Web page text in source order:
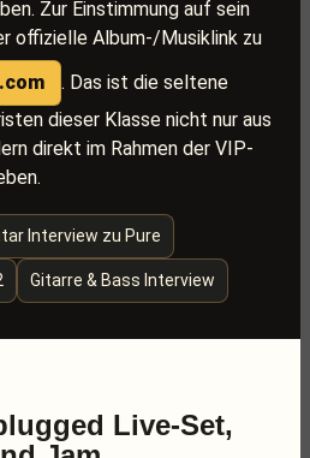
Zur Einstimmung auf sein
offizielle Album-/Musiklink zu
. Das ist die seltene
dieser Klasse nicht nur aus
direkt im Rahmen der VIP-
Interview zu Pure
Gitarre & Bass Interview
Live-Set,